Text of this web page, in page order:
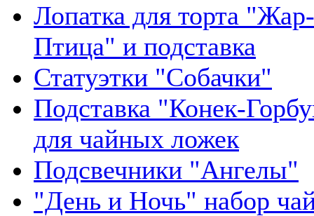
Лопатка для торта "Жар-
Птица" и подставка
Статуэтки "Собачки"
Подставка "Конек-
для чайных ложек
Подсвечники "Ангелы"
"День и Ночь" набор